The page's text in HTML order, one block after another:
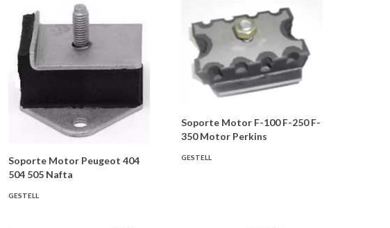
Soporte Motor Peugeot 404
504 505 Nafta
GESTELL
Soporte Motor F-100 F-250 F-
350 Motor Perkins
GESTELL